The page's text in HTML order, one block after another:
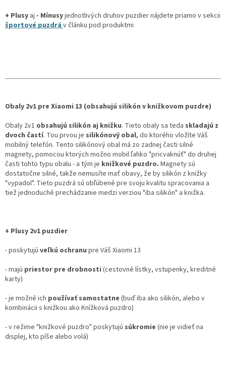
+ Plusy aj - Mínusyjednotlivých druhov puzdier nájdete priamo v sekcii
športové puzdrá v článku pod produktmi
Obaly 2v1 pre Xiaomi 13 (obsahujú silikón v knižkovom puzdre)
Obaly 2v1 obsahujú silikón aj knižku. Tieto obaly sa teda skladajú z
dvoch častí. Tou prvou je silikónový obal, do ktorého vložíte Váš
mobilný telefón. Tento silikónový obal má zo zadnej časti silné
magnety, pomocou ktorých možno mobil ľahko "pricvaknúť" do druhej
časti tohto typu obalu - a tým je knižkové puzdro. Magnety sú
dostatočne silné, takže nemusíte mať obavy, že by silikón z knižky
"vypadol". Tieto puzdrá sú obľúbené pre svoju kvalitu spracovania a
tiež jednoduché prechádzanie medzi verziou "iba silikón" a knižka.
+ Plusy 2v1 puzdier
- poskytujú veľkú ochranu pre Váš Xiaomi 13
- majú priestor pre drobnosti (cestovné lístky, vstupenky, kreditné
karty)
- je možné ich používať samostatne (buď iba ako silikón, alebo v
kombinácii s knižkou ako Knížková puzdro)
- v režime "knižkové puzdro" poskytujú súkromie (nie je vidieť na
displej, kto píše alebo volá)